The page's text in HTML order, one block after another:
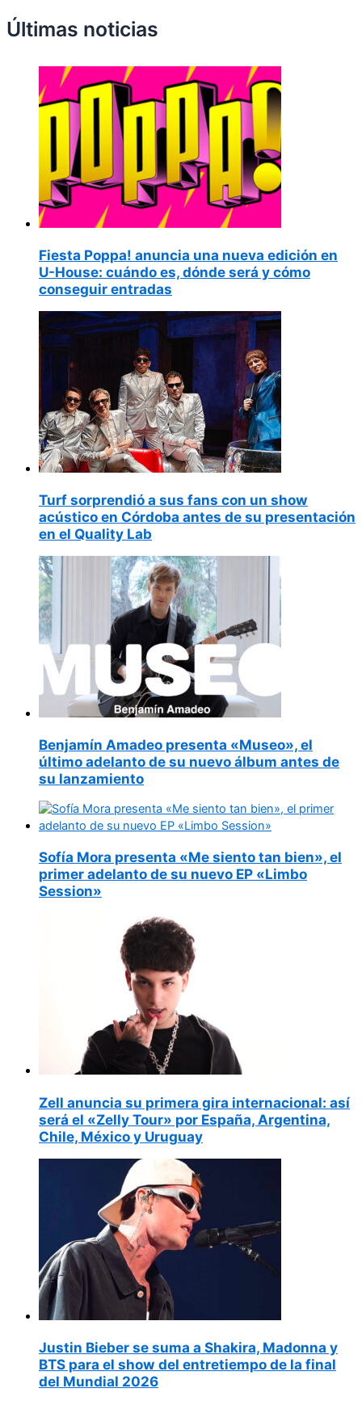
Últimas noticias
Fiesta Poppa! anuncia una nueva edición en
U-House: cuándo es, dónde será y cómo
conseguir entradas
Turf sorprendió a sus fans con un show
acústico en Córdoba antes de su presentación
en el Quality Lab
Benjamín Amadeo presenta «Museo», el
último adelanto de su nuevo álbum antes de
su lanzamiento
Sofía Mora presenta «Me siento tan bien», el
primer adelanto de su nuevo EP «Limbo
Session»
Zell anuncia su primera gira internacional: así
será el «Zelly Tour» por España, Argentina,
Chile, México y Uruguay
Justin Bieber se suma a Shakira, Madonna y
BTS para el show del entretiempo de la final
del Mundial 2026